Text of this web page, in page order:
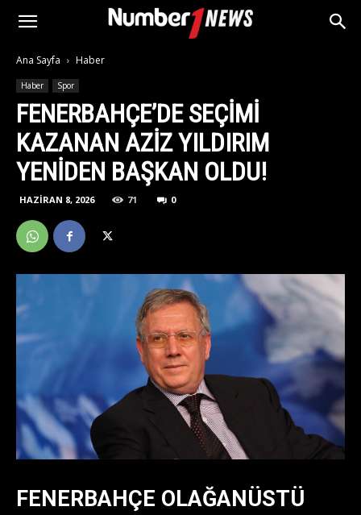
Ana Sayfa Haber
Haber Spor
FENERBAHÇE’DE SEÇIMI
KAZANAN AZIZ YILDIRIM
YENIDEN BAŞKAN OLDU!
HAZIRAN 8, 2026 71 0
FENERBAHÇE OLAĞANÜSTÜ